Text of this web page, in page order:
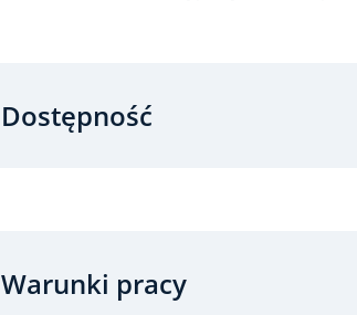
Dostępność
Warunki pracy